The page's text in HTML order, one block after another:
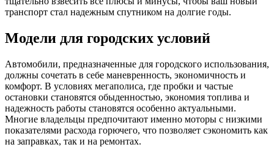
транспорт стал надежным спутником на долгие годы.
Модели для городских условий
Автомобили, предназначенные для городского использования,
должны сочетать в себе маневренность, экономичность и
комфорт. В условиях мегаполиса, где пробки и частые
остановки становятся обыденностью, экономия топлива и
надежность работы становятся особенно актуальными.
Многие владельцы предпочитают именно моторы с низкими
показателями расхода горючего, что позволяет сэкономить как
на заправках, так и на ремонтах.